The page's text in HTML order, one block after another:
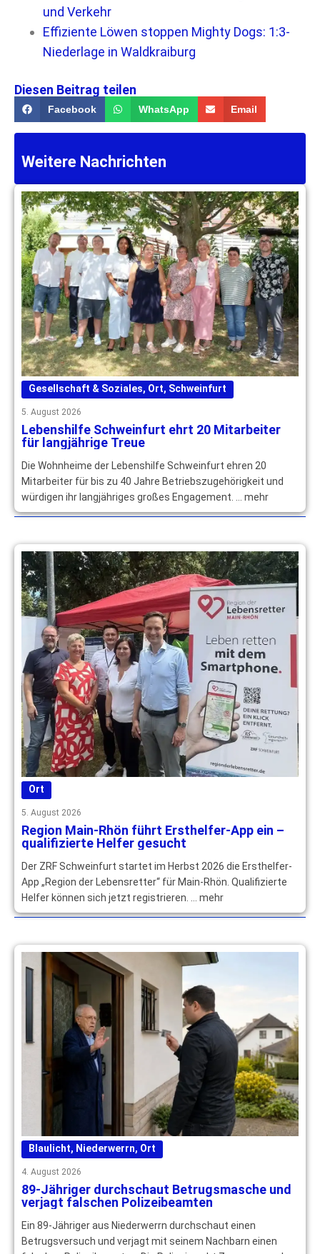
und Verkehr
Effiziente Löwen stoppen Mighty Dogs: 1:3-
Niederlage in Waldkraiburg
Diesen Beitrag teilen
Facebook WhatsApp Email
Weitere Nachrichten
Gesellschaft & Soziales, Ort, Schweinfurt
5. August 2026
Lebenshilfe Schweinfurt ehrt 20 Mitarbeiter
für langjährige Treue
Die Wohnheime der Lebenshilfe Schweinfurt ehren 20
Mitarbeiter für bis zu 40 Jahre Betriebszugehörigkeit und
würdigen ihr langjähriges großes Engagement. … mehr
Ort
5. August 2026
Region Main-Rhön führt Ersthelfer-App ein –
qualifizierte Helfer gesucht
Der ZRF Schweinfurt startet im Herbst 2026 die Ersthelfer-
App „Region der Lebensretter“ für Main-Rhön. Qualifizierte
Helfer können sich jetzt registrieren. … mehr
Blaulicht, Niederwerrn, Ort
4. August 2026
89-Jähriger durchschaut Betrugsmasche und
verjagt falschen Polizeibeamten
Ein 89-Jähriger aus Niederwerrn durchschaut einen
Betrugsversuch und verjagt mit seinem Nachbarn einen